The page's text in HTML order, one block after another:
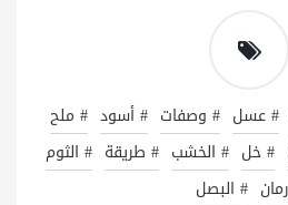
# عسل # وصفات # أسود # ملح
# خل # الخشب # طريقة # الثوم
# البصل